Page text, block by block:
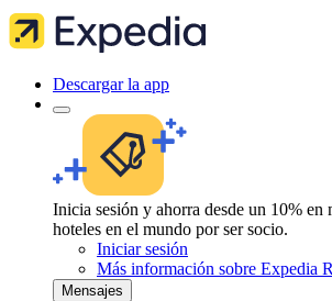
Descargar la app
Inicia sesión y ahorra desde un 10% en
hoteles en el mundo por ser socio.
Iniciar sesión
Más información sobre Expedia
Mensajes